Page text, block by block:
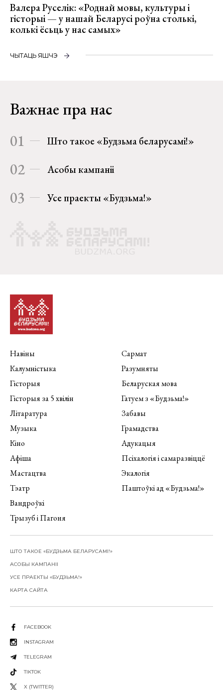
Валера Руселік: «Роднай мовы, культуры і
гісторыі — у нашай Беларусі роўна столькі,
колькі ёсьць у нас самых»
ЧЫТАЦЬ ЯШЧЭ
Важнае пра нас
01 Што такое «Будзьма беларусамі!»
02 Асобы кампаніі
03 Усе праекты «Будзьма!»
Навіны
Калумністыка
Гісторыя
Гісторыя за 5 хвілін
Літаратура
Музыка
Кіно
Афіша
Мастацтва
Тэатр
Вандроўкі
Трызуб і Пагоня
Сармат
Разумняты
Беларуская мова
Гатуем з «Будзьма!»
Забавы
Грамадства
Адукацыя
Псіхалогія і самаразвіццё
Экалогія
Паштоўкі ад «Будзьма!»
ШТО ТАКОЕ «БУДЗЬМА БЕЛАРУСАМІ!»
АСОБЫ КАМПАНІІ
УСЕ ПРАЕКТЫ «БУДЗЬМА!»
КАРТА САЙТА
FACEBOOK
INSTAGRAM
TELEGRAM
TIKTOK
X (TWITTER)